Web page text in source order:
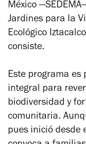
México
Jardines para la
Ecológico
consiste.
Este programa es
integral para
biodiversidad y
comunitaria.
pues inició desde